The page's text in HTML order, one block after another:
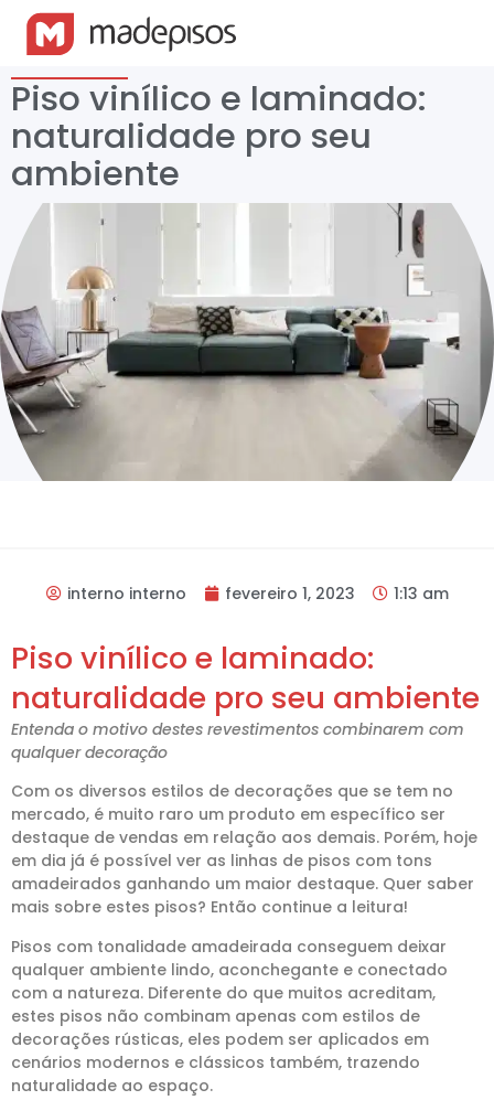
Piso vinílico e laminado:
naturalidade pro seu
ambiente
interno interno fevereiro 1, 2023 1:13 am
Piso vinílico e laminado:
naturalidade pro seu ambiente
Entenda o motivo destes revestimentos combinarem com
qualquer decoração
Com os diversos estilos de decorações que se tem no
mercado, é muito raro um produto em específico ser
destaque de vendas em relação aos demais. Porém, hoje
em dia já é possível ver as linhas de pisos com tons
amadeirados ganhando um maior destaque. Quer saber
mais sobre estes pisos? Então continue a leitura!
Pisos com tonalidade amadeirada conseguem deixar
qualquer ambiente lindo, aconchegante e conectado
com a natureza. Diferente do que muitos acreditam,
estes pisos não combinam apenas com estilos de
decorações rústicas, eles podem ser aplicados em
cenários modernos e clássicos também, trazendo
naturalidade ao espaço.